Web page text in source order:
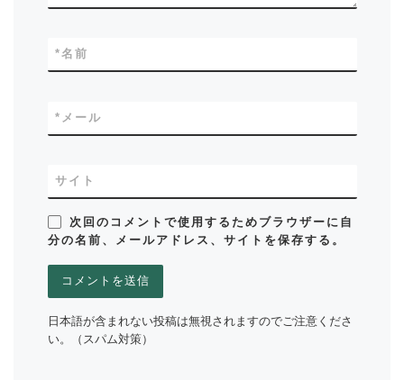
名前
*
メール
*
サイト
次回のコメントで使用するためブラウザーに自
分の名前、メールアドレス、サイトを保存する。
日本語が含まれない投稿は無視されますのでご注意くださ
い。（スパム対策）